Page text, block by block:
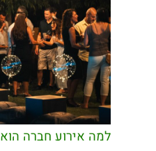
למה אירוע חברה